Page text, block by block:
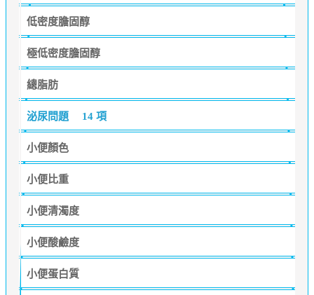
低密度膽固醇
極低密度膽固醇
總脂肪
泌尿問題 14 項
小便顏色
小便比重
小便清濁度
小便酸鹼度
小便蛋白質